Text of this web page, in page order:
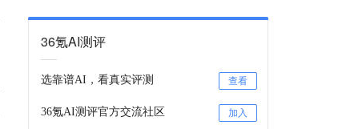
36氪AI测评
选靠谱AI，看真实评测 查看
36氪AI测评官方交流社区 加入